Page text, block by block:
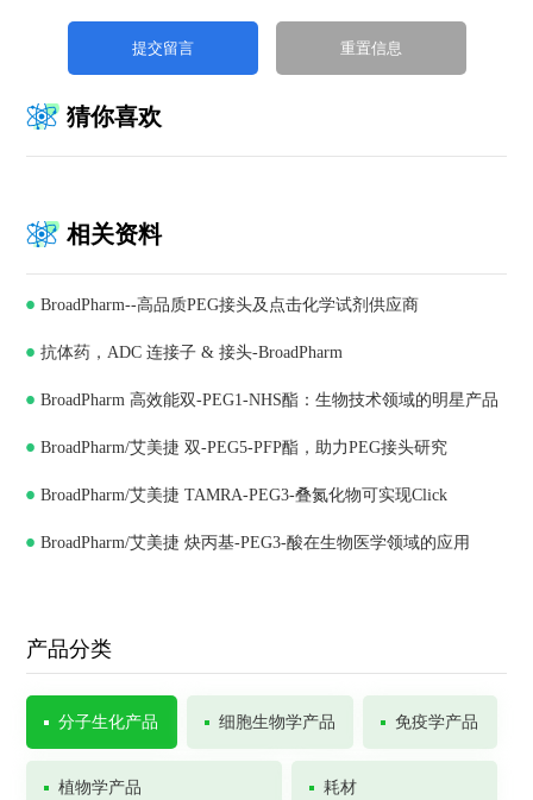
猜你喜欢
相关资料
BroadPharm--高品质PEG接头及点击化学试剂供应商
抗体药，ADC 连接子 & 接头-BroadPharm
BroadPharm 高效能双-PEG1-NHS酯：生物技术领域的明星产品
BroadPharm/艾美捷 双-PEG5-PFP酯，助力PEG接头研究
BroadPharm/艾美捷 TAMRA-PEG3-叠氮化物可实现Click
Chemistry
BroadPharm/艾美捷 炔丙基-PEG3-酸在生物医学领域的应用
产品分类
分子生化产品 细胞生物学产品 免疫学产品
植物学产品 耗材